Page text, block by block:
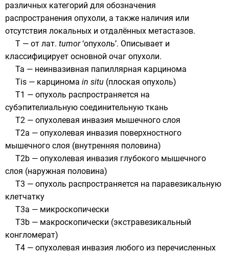
различных категорий для обозначения
распространения опухоли, а также наличия или
отсутствия локальных и отдалённых метастазов.
T — от лат. tumor‘опухоль’. Описывает и
классифицирует основной очаг опухоли.
Та — неинвазивная папиллярная карцинома
Tis — карцинома in situ (плоская опухоль)
Т1 — опухоль распространяется на
субэпителиальную соединительную ткань
Т2 — опухолевая инвазия мышечного слоя
Т2а — опухолевая инвазия поверхностного
мышечного слоя (внутренняя половина)
Т2b — опухолевая инвазия глубокого мышечного
слоя (наружная половина)
Т3 — опухоль распространяется на паравезикальную
клетчатку
Т3а — микроскопически
Т3b — макроскопически (экстравезикальный
конгломерат)
Т4 — опухолевая инвазия любого из перечисленных